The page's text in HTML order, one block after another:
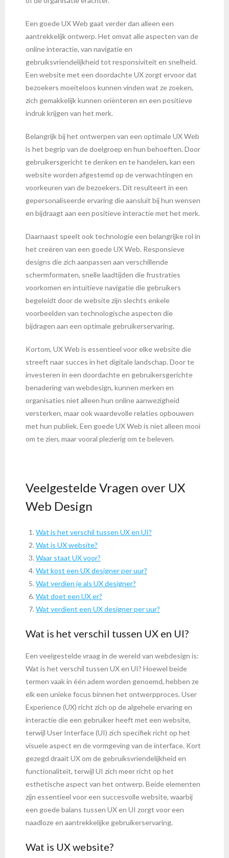
Een goede UX Web gaat verder dan alleen een
aantrekkelijk ontwerp. Het omvat alle aspecten van de
online interactie, van navigatie en
gebruiksvriendelijkheid tot responsiviteit en snelheid.
Een website met een doordachte UX zorgt ervoor dat
bezoekers moeiteloos kunnen vinden wat ze zoeken,
zich gemakkelijk kunnen oriënteren en een positieve
indruk krijgen van het merk.
Belangrijk bij het ontwerpen van een optimale UX Web
is het begrip van de doelgroep en hun behoeften. Door
gebruikersgericht te denken en te handelen, kan een
website worden afgestemd op de verwachtingen en
voorkeuren van de bezoekers. Dit resulteert in een
gepersonaliseerde ervaring die aansluit bij hun wensen
en bijdraagt aan een positieve interactie met het merk.
Daarnaast speelt ook technologie een belangrijke rol in
het creëren van een goede UX Web. Responsieve
designs die zich aanpassen aan verschillende
schermformaten, snelle laadtijden die frustraties
voorkomen en intuïtieve navigatie die gebruikers
begeleidt door de website zijn slechts enkele
voorbeelden van technologische aspecten die
bijdragen aan een optimale gebruikerservaring.
Kortom, UX Web is essentieel voor elke website die
streeft naar succes in het digitale landschap. Door te
investeren in een doordachte en gebruikersgerichte
benadering van webdesign, kunnen merken en
organisaties niet alleen hun online aanwezigheid
versterken, maar ook waardevolle relaties opbouwen
met hun publiek. Een goede UX Web is niet alleen mooi
om te zien, maar vooral plezierig om te beleven.
Veelgestelde Vragen over UX
Web Design
Wat is het verschil tussen UX en UI?
Wat is UX website?
Waar staat UX voor?
Wat kost een UX designer per uur?
Wat verdien je als UX designer?
Wat doet een UX er?
Wat verdient een UX designer per uur?
Wat is het verschil tussen UX en UI?
Een veelgestelde vraag in de wereld van webdesign is:
Wat is het verschil tussen UX en UI? Hoewel beide
termen vaak in één adem worden genoemd, hebben ze
elk een unieke focus binnen het ontwerpproces. User
Experience (UX) richt zich op de algehele ervaring en
interactie die een gebruiker heeft met een website,
terwijl User Interface (UI) zich specifiek richt op het
visuele aspect en de vormgeving van de interface. Kort
gezegd draait UX om de gebruiksvriendelijkheid en
functionaliteit, terwijl UI zich meer richt op het
esthetische aspect van het ontwerp. Beide elementen
zijn essentieel voor een succesvolle website, waarbij
een goede balans tussen UX en UI zorgt voor een
naadloze en aantrekkelijke gebruikerservaring.
Wat is UX website?